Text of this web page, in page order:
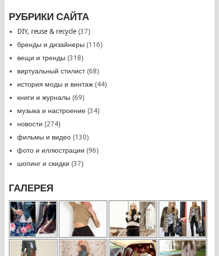
РУБРИКИ САЙТА
DIY, reuse & recycle(37)
бренды и дизайнеры (116)
вещи и тренды (318)
виртуальный стилист(68)
история моды и винтаж(44)
книги и журналы (69)
музыка и настроение(34)
новости (274)
фильмы и видео(130)
фото и иллюстрации (96)
шопинг и скидки (37)
ГАЛЕРЕЯ